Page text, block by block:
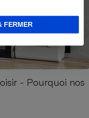
FERMER
- Pourquoi nos